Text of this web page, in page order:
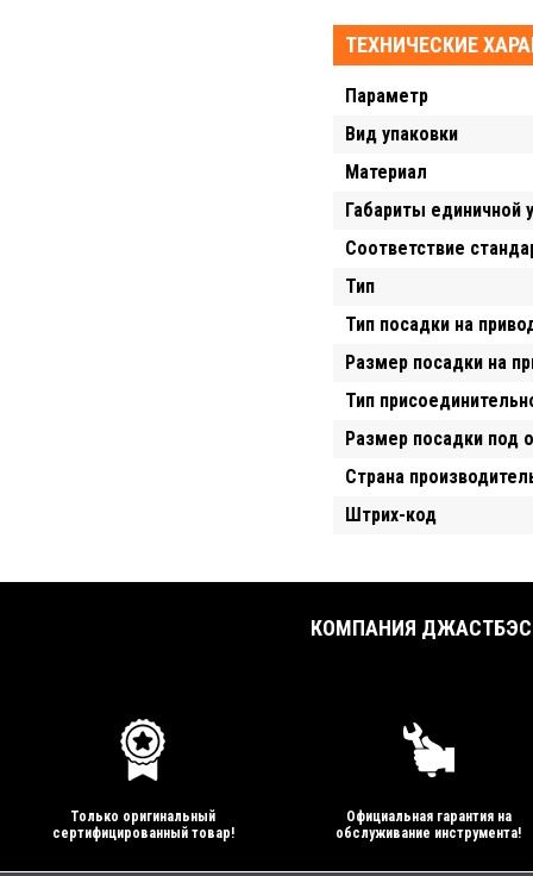
ТЕХНИЧЕСКИЕ
Параметр
Вид упаковки
Материал
Габариты
Соответствие
Тип
Тип посадки на
Размер посадки на
Тип
Размер посадки под
Страна
Штрих-код
КОМПАНИЯ
Только оригинальный
сертифицированный товар!
Официальная гарантия на
обслуживание инструмента!